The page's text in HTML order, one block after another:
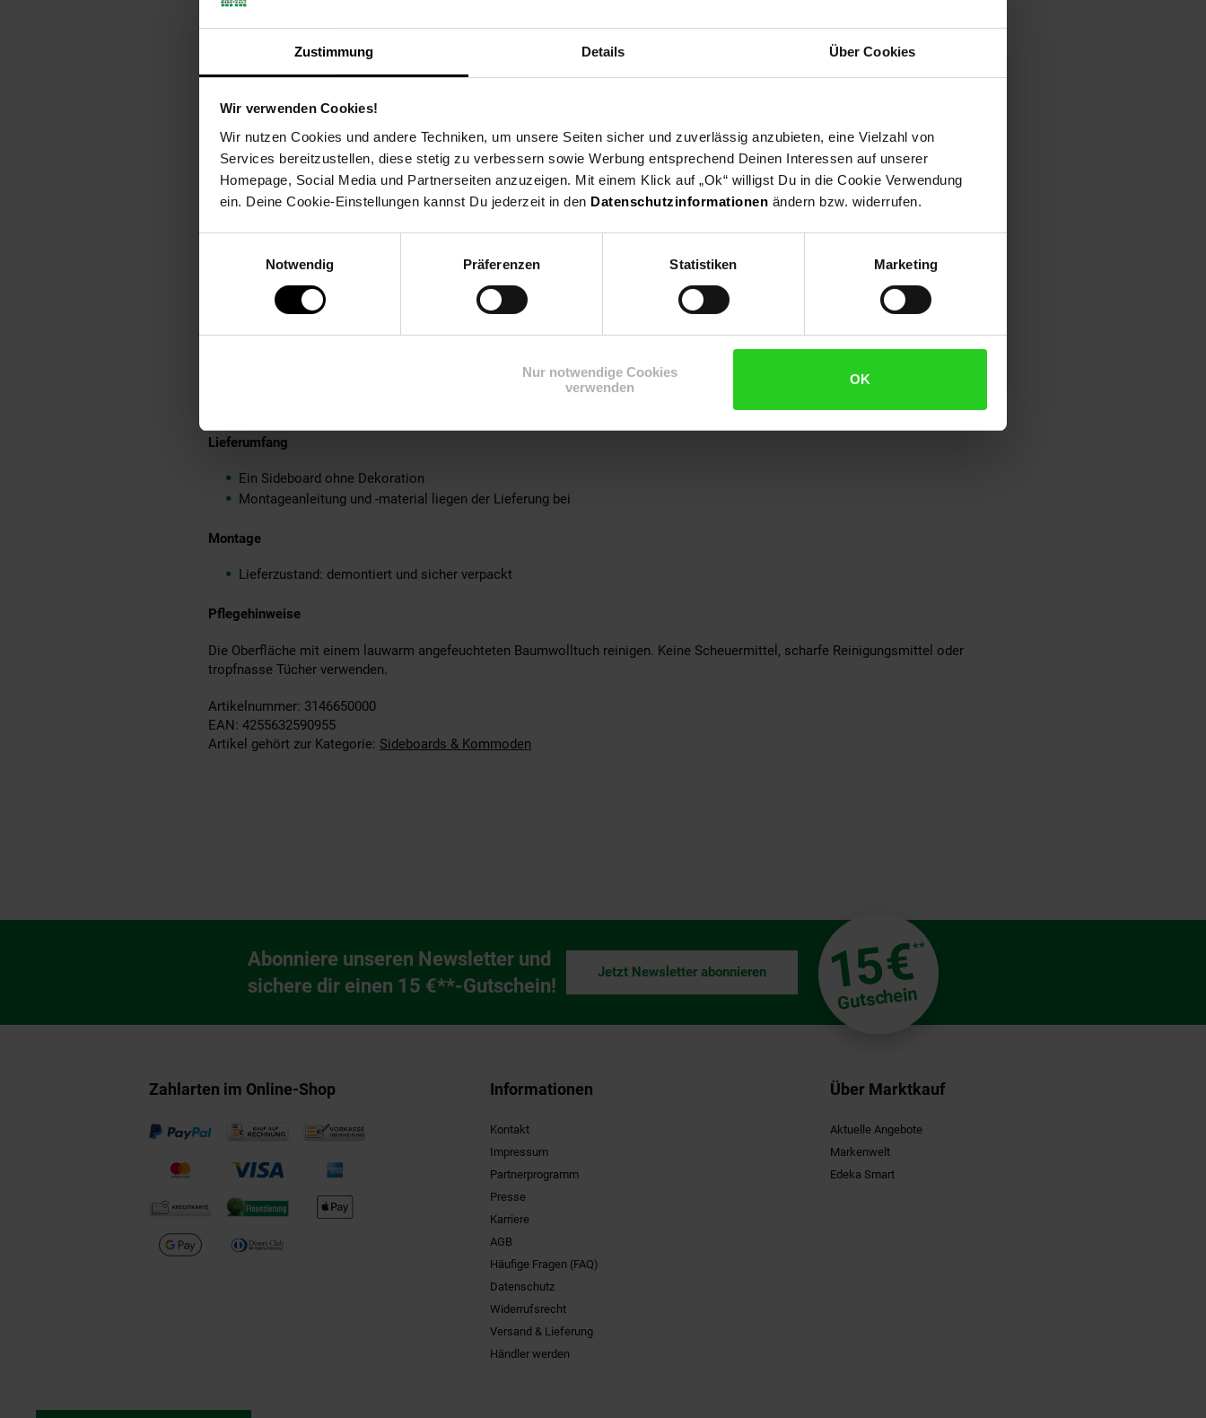
Zustimmung Details Über Cookies
Wir verwenden Cookies!
Wir nutzen Cookies und andere Techniken, um unsere Seiten sicher und zuverlässig anzubieten, eine Vielzahl von
Services bereitzustellen, diese stetig zu verbessern sowie Werbung entsprechend Deinen Interessen auf unserer
Homepage, Social Media und Partnerseiten anzuzeigen. Mit einem Klick auf „Ok“ willigst Du in die Cookie Verwendung
ein. Deine Cookie-Einstellungen kannst Du jederzeit in den Datenschutzinformationen ändern bzw. widerrufen.
Notwendig
Präferenzen Statistiken Marketing
Nur notwendige Cookies
verwenden
OK
Materialstärke: ca. 1,5 cm
Weitere Abmessungen findest Du im Maßbild
Farbe
Korpus: Schwarz
Beine: Schwarz / Gold
Besonderheiten
Anti-Rutsch-Noppen schützen Deinen Fußboden und das Metall vor unschönen Kratzern
Aufgrund des Designs kann das Sideboard in vielen Räumen eingesetzt werden (z.B. Küche, Wohnzimmer...)
Empfohlene Maximalbelastbarkeit: 30 kg
Korpus: folierte Spanplatte in schwarzer Eiche-Optik
Lieferumfang
Ein Sideboard ohne Dekoration
Montageanleitung und -material liegen der Lieferung bei
Montage
Lieferzustand: demontiert und sicher verpackt
Pflegehinweise
Die Oberfläche mit einem lauwarm angefeuchteten Baumwolltuch reinigen. Keine Scheuermittel, scharfe Reinigungsmittel oder
tropfnasse Tücher verwenden.
Artikelnummer: 3146650000
EAN: 4255632590955
Artikel gehört zur Kategorie: Sideboards & Kommoden
Newsletter Anmeldung
Abonniere unseren Newsletter und
sichere dir einen 15 €**-Gutschein!
15€**
Gutschein
Jetzt Newsletter abonnieren
Zahlarten im Online-Shop Informationen
Kontakt
Impressum
Partnerprogramm
Presse
Karriere
AGB
Häufige Fragen (FAQ)
Datenschutz
Widerrufsrecht
Versand & Lieferung
Händler werden
Über Marktkauf
Aktuelle Angebote
Markenwelt
Edeka Smart